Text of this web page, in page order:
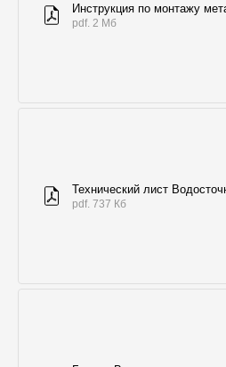
Инструкция по монтажу
pdf. 2 Мб
Технический лист
pdf. 737 Кб